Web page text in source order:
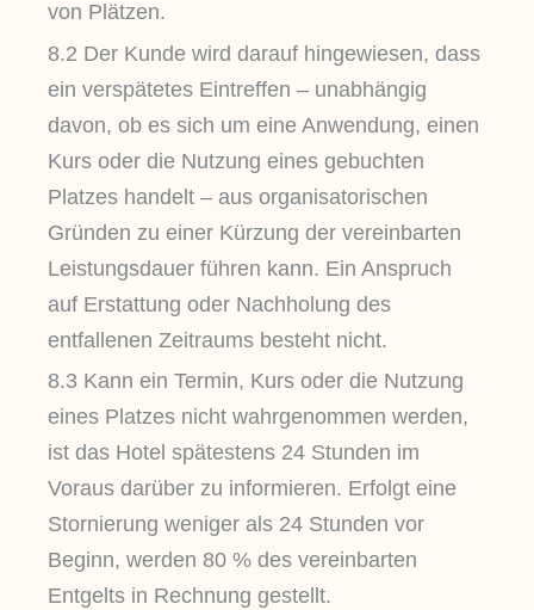
von Plätzen.
8.2 Der Kunde wird darauf hingewiesen, dass
ein verspätetes Eintreffen – unabhängig
davon, ob es sich um eine Anwendung, einen
Kurs oder die Nutzung eines gebuchten
Platzes handelt – aus organisatorischen
Gründen zu einer Kürzung der vereinbarten
Leistungsdauer führen kann. Ein Anspruch
auf Erstattung oder Nachholung des
entfallenen Zeitraums besteht nicht.
8.3 Kann ein Termin, Kurs oder die Nutzung
eines Platzes nicht wahrgenommen werden,
ist das Hotel spätestens 24 Stunden im
Voraus darüber zu informieren. Erfolgt eine
Stornierung weniger als 24 Stunden vor
Beginn, werden 80 % des vereinbarten
Entgelts in Rechnung gestellt.